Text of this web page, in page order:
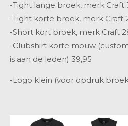
-Tight lange broek, merk Craft
-Tight korte broek, merk Craft
-Short kort broek, merk Craft
-Clubshirt korte mouw
is aan de leden) 39,95
-Logo klein (voor opdruk